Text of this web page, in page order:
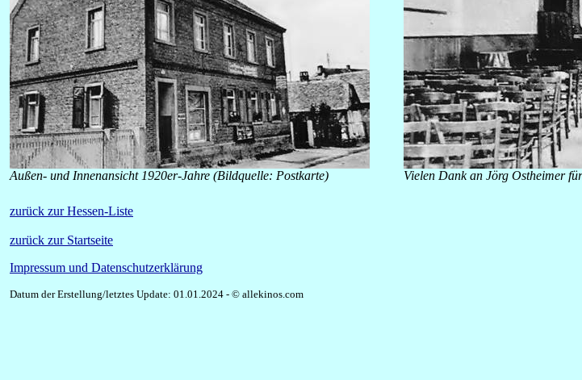
Außen- und Innenansicht 1920er-Jahre (Bildquelle: Postkarte) Vielen Dank an Jörg Ostheimer
zurück zur Hessen-Liste
zurück zur Startseite
Impressum und Datenschutzerklärung
Datum der Erstellung/letztes Update: 01.01.2024 - © allekinos.com